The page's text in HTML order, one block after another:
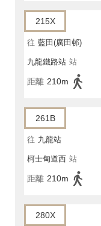
215X
往 藍田(廣田邨)
九龍鐵路站 站
距離 210m
261B
往 九龍站
柯士甸道西 站
距離 210m
280X